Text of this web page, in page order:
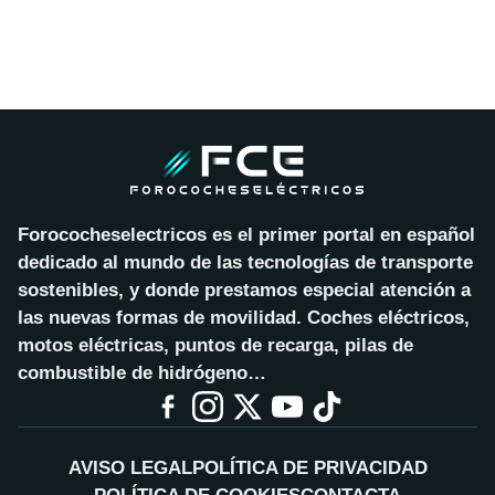
Forococheselectricos es el primer portal en español
dedicado al mundo de las tecnologías de transporte
sostenibles, y donde prestamos especial atención a
las nuevas formas de movilidad. Coches eléctricos,
motos eléctricas, puntos de recarga, pilas de
combustible de hidrógeno…
AVISO LEGALPOLÍTICA DE PRIVACIDAD